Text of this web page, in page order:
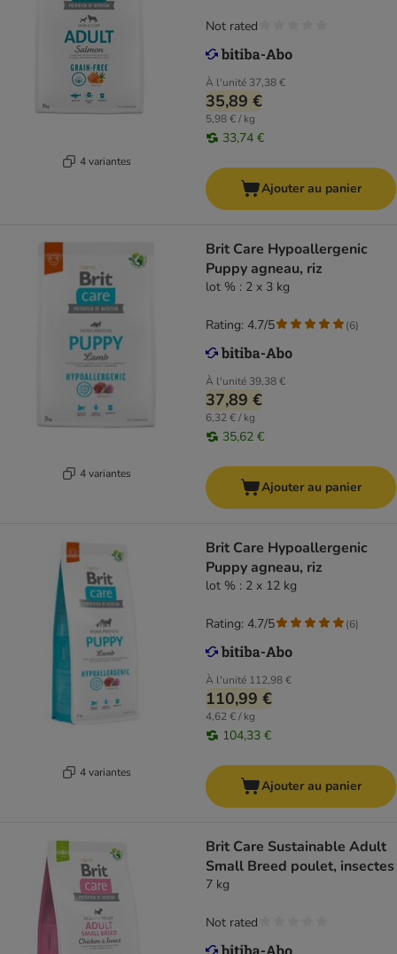
4 variantes
À l'unité 37,38 €
35,89 €
5,98 € / kg
33,74 €
Not rated
Ajouter au panier
4 variantes
Brit Care Hypoallergenic
Puppy agneau, riz
lot % : 2 x 3 kg
À l'unité 39,38 €
37,89 €
6,32 € / kg
35,62 €
Rating: 4.7/5 (6)
Ajouter au panier
4 variantes
Brit Care Hypoallergenic
Puppy agneau, riz
lot % : 2 x 12 kg
À l'unité 112,98 €
110,99 €
4,62 € / kg
104,33 €
Rating: 4.7/5 (6)
Ajouter au panier
Brit Care Sustainable Adult
Small Breed poulet, insectes
7 kg
Not rated